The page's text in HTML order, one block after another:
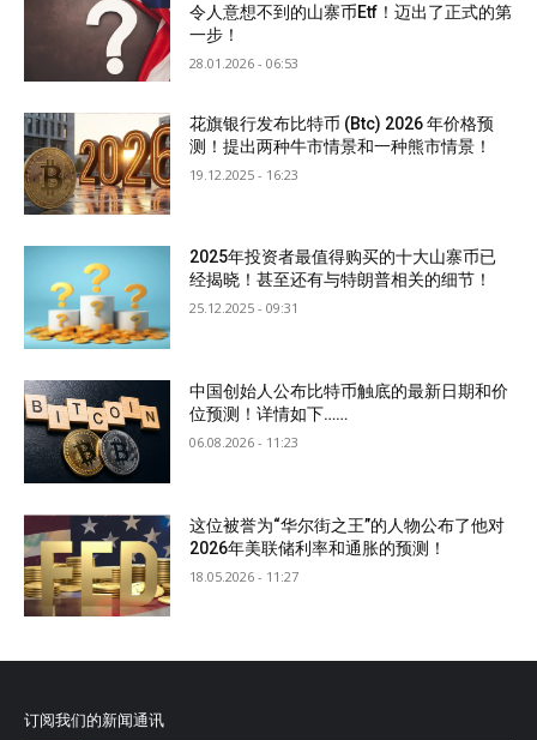
令人意想不到的山寨币Etf！迈出了正式的第
一步！
28.01.2026 - 06:53
花旗银行发布比特币 (Btc) 2026 年价格预
测！提出两种牛市情景和一种熊市情景！
19.12.2025 - 16:23
2025年投资者最值得购买的十大山寨币已
经揭晓！甚至还有与特朗普相关的细节！
25.12.2025 - 09:31
中国创始人公布比特币触底的最新日期和价
位预测！详情如下……
06.08.2026 - 11:23
这位被誉为“华尔街之王”的人物公布了他对
2026年美联储利率和通胀的预测！
18.05.2026 - 11:27
订阅我们的新闻通讯